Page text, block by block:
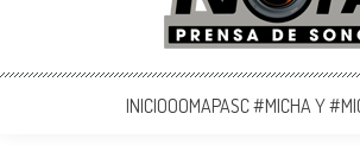
La Nota
Noticias del día
INICIOOOMAPASC #MICHA Y